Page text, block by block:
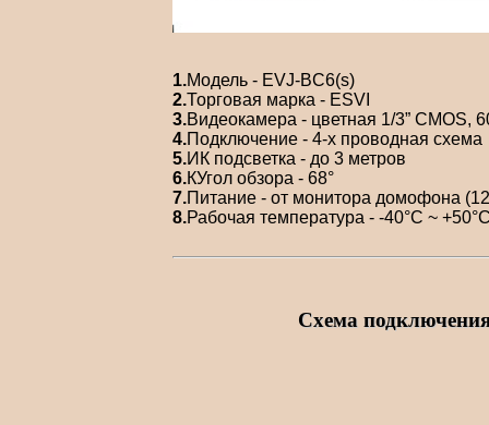
1.Модель - EVJ-BC6(s)
2.Торговая марка - ESVI
3.Видеокамера - цветная 1/3” CMOS,
4.Подключение - 4-х проводная схема
5.ИК подсветка - до 3 метров
6.КУгол обзора - 68°
7.Питание - от монитора домофона
8.Рабочая температура - -40°С ~
Схема